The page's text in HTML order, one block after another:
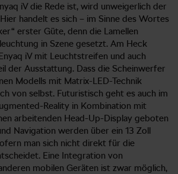
iV die Rede ist, wird unweigerlich der
handelt es sich – im Sinne des Wortes
erster Güte, denn die Lamellen
in Szene gesetzt. Am Heck
iV mit Leuchtstreifen und auch
der Ausstattung. Dass die Scheinwerfer
Modells mit Matrix-LED-Technik
von selbst. Futuristisch geht es auch im
Reality in Kombination mit
arbeitenden Head-Up-Display geboten
Navigation werden über ein 13 Zoll
man sich nicht direkt für die
Eine Integration von
mobilen Geräten ist zwar möglich,